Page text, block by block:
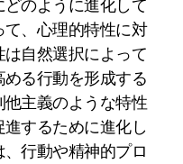
のように進化して
、心理的特性に対
自然選択によって
る行動を形成する
主義のような特性
するために進化し
行動や精神的プロ